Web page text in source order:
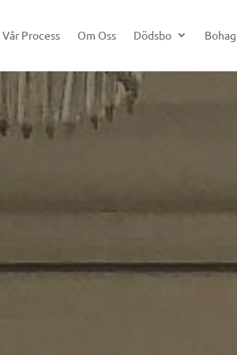
Vår Process Om Oss Dödsbo Bohag